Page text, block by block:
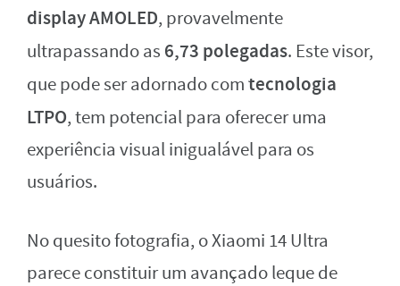
display AMOLED, provavelmente
ultrapassando as 6,73 polegadas. Este visor,
que pode ser adornado comtecnologia
LTPO, tem potencial para oferecer uma
experiência visual inigualável para os
usuários.
No quesito fotografia, o Xiaomi 14 Ultra
parece constituir um avançado leque de